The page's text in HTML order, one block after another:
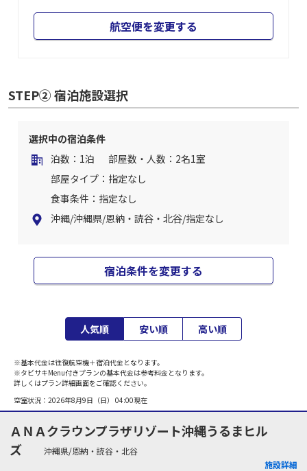
航空便を変更する
STEP② 宿泊施設選択
選択中の宿泊条件
泊数：1泊
部屋数・人数：2名1室
部屋タイプ：指定なし
食事条件：指定なし
沖縄/沖縄県/恩納・読谷・北谷/指定なし
宿泊条件を変更する
人気順 安い順 高い順
※基本代金は往復航空機＋宿泊代金となります。
※タビサキMenu付きプランの基本代金は参考料金となります。
詳しくはプラン詳細画面をご確認ください。
空室状況： 2026年8月9日（日） 04:00現在
ＡＮＡクラウンプラザリゾート沖縄うるまヒル
ズ
沖縄県/恩納・読谷・北谷
施設詳細